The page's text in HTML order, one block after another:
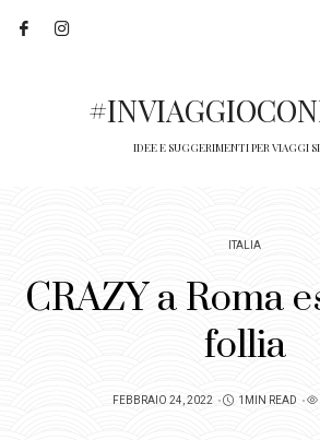
IDEE E SUGGERIMENTI PER VIAGGI
ITALIA
CRAZY a Roma
follia
POSTED
FEBBRAIO 24, 2022 1MIN READ